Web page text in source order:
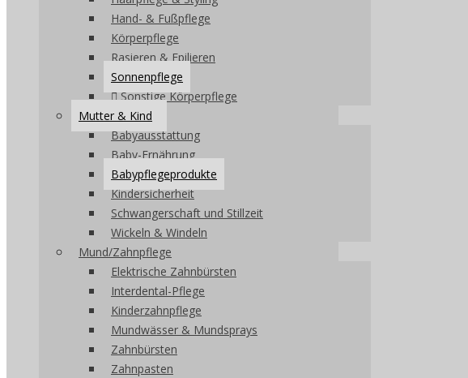
Hand- & Fußpflege
Körperpflege
Rasieren & Epilieren
Sonnenpflege
Sonstige Körperpflege
Mutter & Kind
Babyausstattung
Baby-Ernährung
Babypflegeprodukte
Kindersicherheit
Schwangerschaft und Stillzeit
Wickeln & Windeln
Mund/Zahnpflege
Elektrische Zahnbürsten
Interdental-Pflege
Kinderzahnpflege
Mundwässer & Mundsprays
Zahnbürsten
Zahnpasten